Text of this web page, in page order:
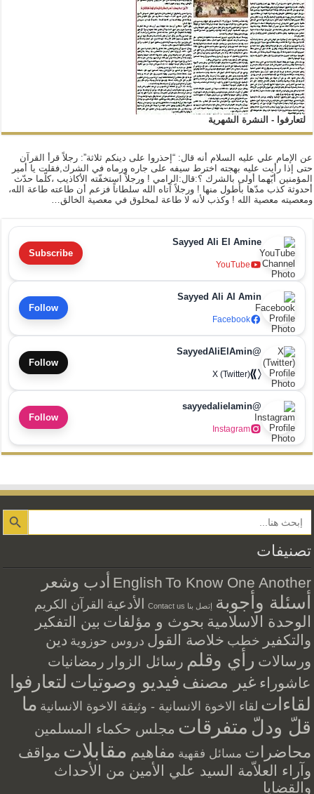
لتعارفوا - النشرة الشهرية
عن الإمام علي عليه السلام أنه قال: “إحذروا على دينكم ثلاثة”: رجلاً قرأ القرآن
حتى إذا رأيت عليه بهجته اخترط سيفه على جاره ورماه في الشرك,فقلت يا أمير
المؤمنين أيّهما أولى بالشرك ؟:قال:الرامي ! ورجلاً استخفّته الأكاذيب ،كلّما حدّث
أحدوثة كذب مدّها بأطول منها ! ورجلاً آتاه الله سلطاناً فزعم أن طاعته طاعة الله،
ومعصيته معصية الله ! وكذب لأنه لا طاعة لمخلوق في معصية الخالق…
Sayyed Ali El Amine
YouTube
Subscribe
Sayyed Ali Al Amin
Facebook
Follow
@SayyedAliElAmin
X (Twitter)
Follow
@sayyedalielamin
Instagram
Follow
Search Button
تصنيفات
English To Know One Another أدب وشعر
أسئلة وأجوبة إتصل بنا Contact us الأدعية القرآن الكريم
الوحدة الاسلامية بحوث و مؤلفات بين التفكير
والتكفير خطب خلاصة القول دروس حوزوية دين
ورسالات رأي وقلم رسائل الزوار رمضانيات
عاشوراء غير مصنف فيديو وصوتيات لتعارفوا
لقاءات لقاء الاخوة الانسانية - وثيقة الاخوة الانسانية ما
قلّ ودلّ متفرقات مجلس حكماء المسلمين
محاضرات مسائل فقهية مفاهيم مقابلات مواقف
وآراء العلاّمة السيد علي الأمين من الأحداث
والقضايا